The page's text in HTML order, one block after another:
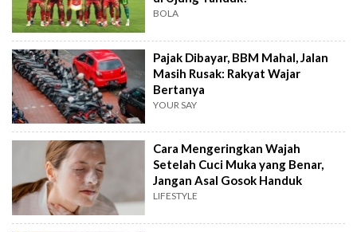
BOLA
Pajak Dibayar, BBM Mahal, Jalan
Masih Rusak: Rakyat Wajar
Bertanya
YOUR SAY
Cara Mengeringkan Wajah
Setelah Cuci Muka yang Benar,
Jangan Asal Gosok Handuk
LIFESTYLE